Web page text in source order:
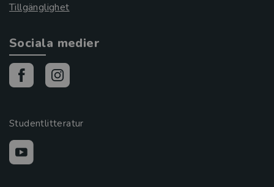
Tillgänglighet
Sociala medier
Studentlitteratur